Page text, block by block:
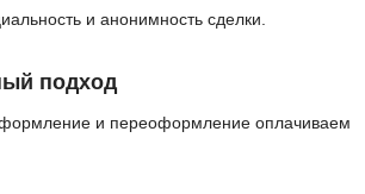
и анонимность сделки.
подход
и переоформление оплачиваем